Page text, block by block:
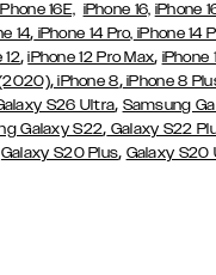
16E, iPhone 16, iPhone
14, iPhone 14 Pro, iPhone 14
12,iPhone 12 Pro Max, iPhone
,iPhone 8,iPhone 8
S26 Ultra, Samsung
Galaxy S22, Galaxy S22
Galaxy S20 Plus, Galaxy S20